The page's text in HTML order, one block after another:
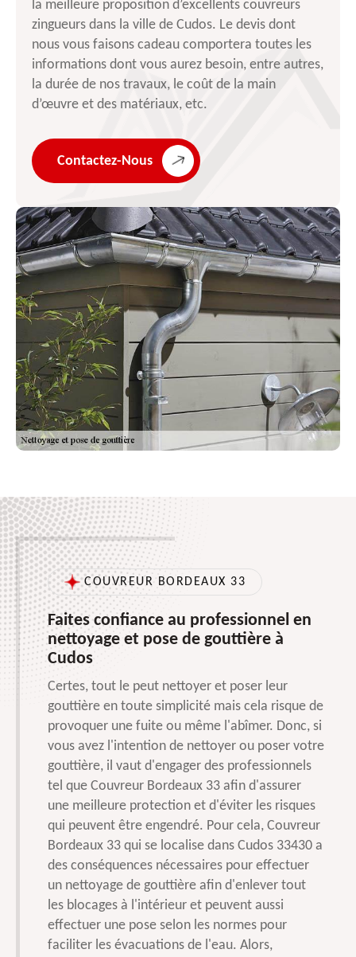
la meilleure proposition d’excellents couvreurs
zingueurs dans la ville de Cudos. Le devis dont
nous vous faisons cadeau comportera toutes les
informations dont vous aurez besoin, entre autres,
la durée de nos travaux, le coût de la main
d’œuvre et des matériaux, etc.
Contactez-Nous
COUVREUR BORDEAUX 33
Faites confiance au professionnel en
nettoyage et pose de gouttière à
Cudos
Certes, tout le peut nettoyer et poser leur
gouttière en toute simplicité mais cela risque de
provoquer une fuite ou même l'abîmer. Donc, si
vous avez l'intention de nettoyer ou poser votre
gouttière, il vaut d'engager des professionnels
tel que Couvreur Bordeaux 33 afin d'assurer
une meilleure protection et d'éviter les risques
qui peuvent être engendré. Pour cela, Couvreur
Bordeaux 33 qui se localise dans Cudos 33430 a
des conséquences nécessaires pour effectuer
un nettoyage de gouttière afin d'enlever tout
les blocages à l'intérieur et peuvent aussi
effectuer une pose selon les normes pour
faciliter les évacuations de l'eau. Alors,